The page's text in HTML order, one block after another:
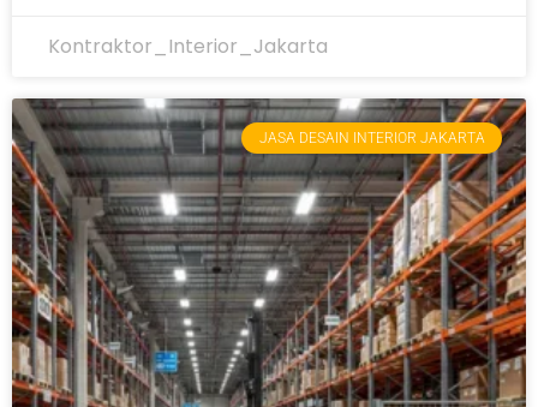
Kontraktor_Interior_Jakarta
JASA DESAIN INTERIOR JAKARTA